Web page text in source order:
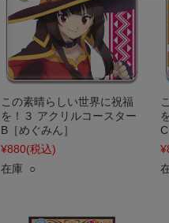
この素晴らしい世界に祝福
を！３ アクリルコースター
B［めぐみん］
¥880(税込)
在庫 ○